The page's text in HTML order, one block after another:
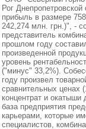
Рог
прибыль в размере
242,274 млн. грн.)", -
представитель
прошлом году
произведенной
уровень
("минус" 33,2%).
году произвел
сравнительных ценах
концентрат и окатыши
база предприятия
карьерами, которые
специалистов,